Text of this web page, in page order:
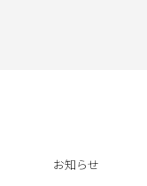
お知らせ